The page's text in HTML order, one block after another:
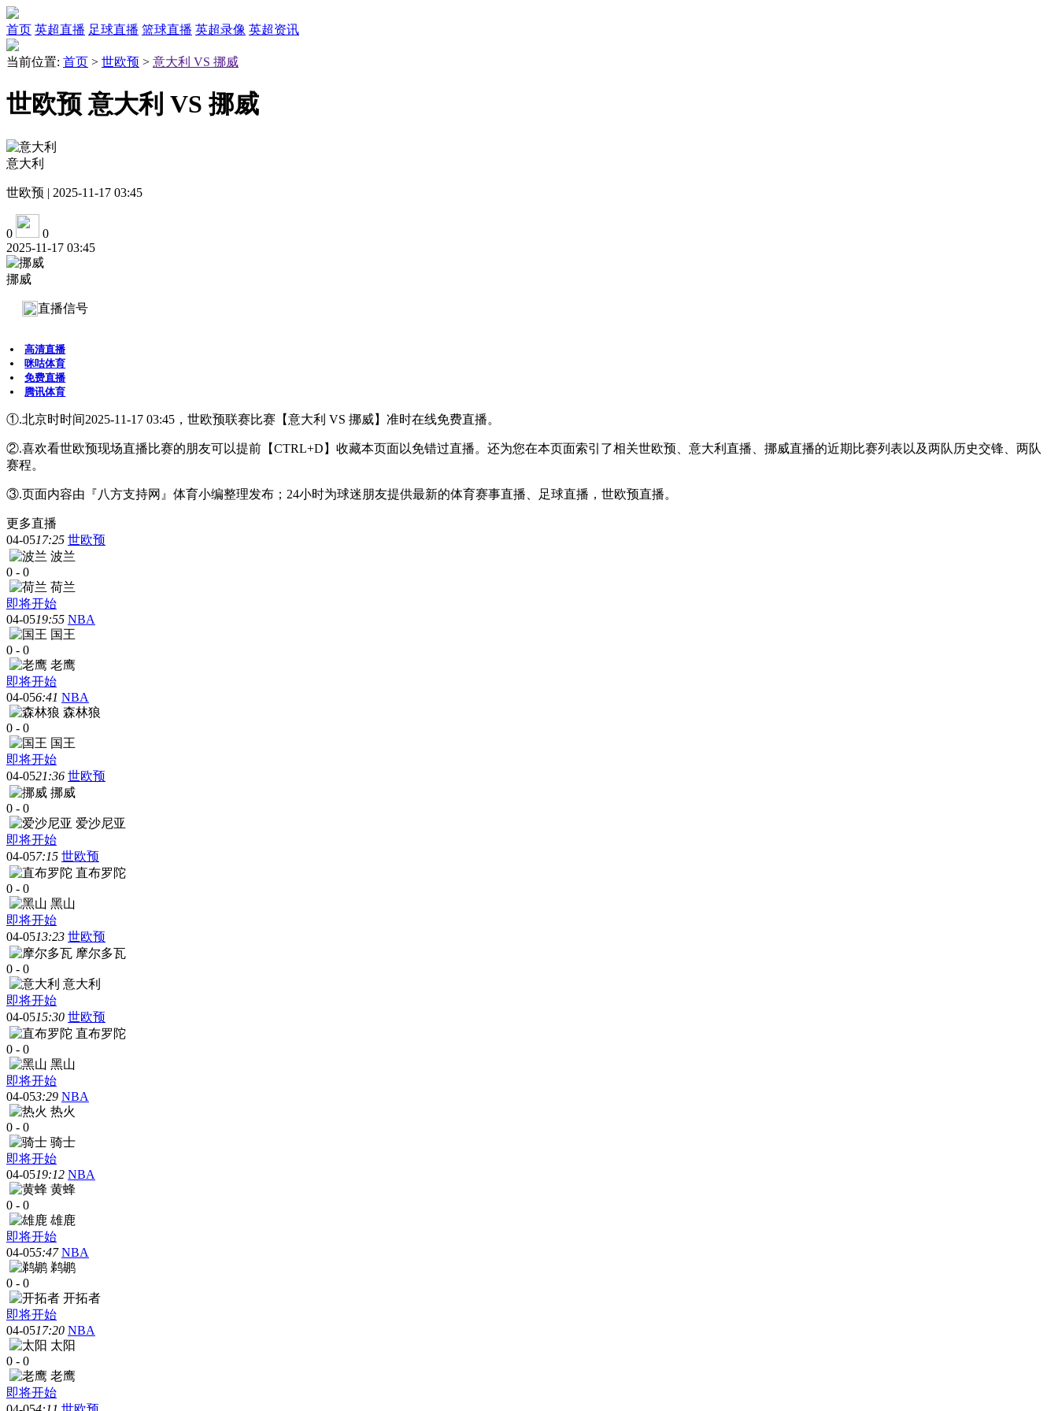
首页 英超直播 足球直播 篮球直播 英超录像 英超资讯
当前位置: 首页 > 世欧预 > 意大利 VS 挪威
世欧预 意大利 VS 挪威
意大利
世欧预 | 2025-11-17 03:45
0
0
2025-11-17 03:45
挪威
直播信号
高清直播
咪咕体育
免费直播
腾讯体育
①.北京时时间2025-11-17 03:45，世欧预联赛比赛【意大利 VS 挪威】准时在线免费直播。
②.喜欢看世欧预现场直播比赛的朋友可以提前【CTRL+D】收藏本页面以免错过直播。还为您在本页面索引了相关世欧预、意大利直播、挪威直播的近期比赛列表以及两队历史交锋、两队
赛程。
③.页面内容由『八方支持网』体育小编整理发布；24小时为球迷朋友提供最新的体育赛事直播、足球直播，世欧预直播。
更多直播
04-0517:25 世欧预
波兰
0 - 0
荷兰
即将开始
04-0519:55 NBA
国王
0 - 0
老鹰
即将开始
04-056:41 NBA
森林狼
0 - 0
国王
即将开始
04-0521:36 世欧预
挪威
0 - 0
爱沙尼亚
即将开始
04-057:15 世欧预
直布罗陀
0 - 0
黑山
即将开始
04-0513:23 世欧预
摩尔多瓦
0 - 0
意大利
即将开始
04-0515:30 世欧预
直布罗陀
0 - 0
黑山
即将开始
04-053:29 NBA
热火
0 - 0
骑士
即将开始
04-0519:12 NBA
黄蜂
0 - 0
雄鹿
即将开始
04-055:47 NBA
鹈鹕
0 - 0
开拓者
即将开始
04-0517:20 NBA
太阳
0 - 0
老鹰
即将开始